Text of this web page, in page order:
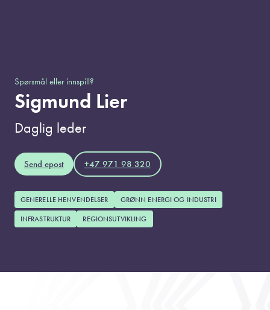
Spørsmål eller innspill?
Sigmund Lier
Daglig leder
Send epost +47 971 98 320
GENERELLE HENVENDELSER
GRØNN ENERGI OG INDUSTRI
INFRASTRUKTUR
REGIONSUTVIKLING